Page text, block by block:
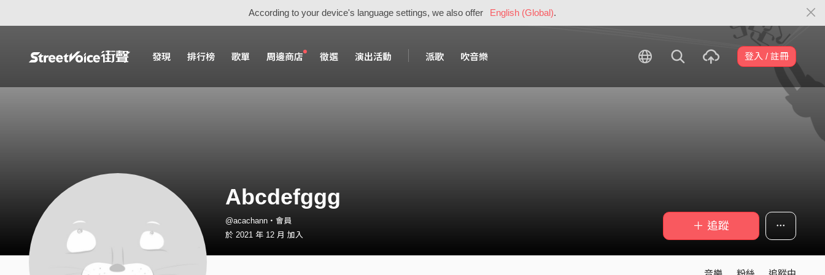
According to your device's language settings, we also offer English (Global).
發現 排行榜 歌單 周邊商店 徵選 演出活動 派歌 吹音樂 登入 / 註冊
Abcdefggg
@acachann・會員
於 2021 年 12 月 加入
＋ 追蹤